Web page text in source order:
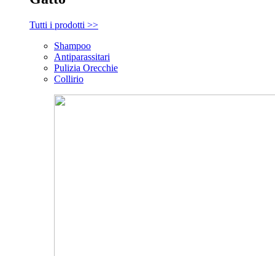
Tutti i prodotti >>
Shampoo
Antiparassitari
Pulizia Orecchie
Collirio